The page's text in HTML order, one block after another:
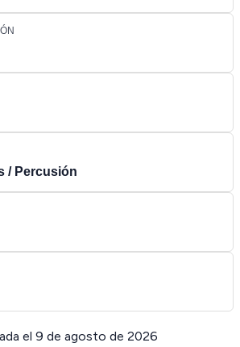
/ Percusión
el 9 de agosto de 2026